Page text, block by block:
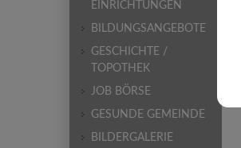
EINRICHTUNGEN
BILDUNGSANGEBOTE
GESCHICHTE /
TOPOTHEK
JOB BÖRSE
GESUNDE GEMEINDE
BILDERGALERIE